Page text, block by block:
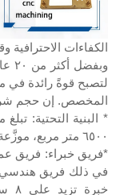
الكفاءات الاحترافية
لتصبح قوةً رائدة في
المخصص. إن حجم
* البنية التحتية:
٦٥٠٠ متر مربع، موزَّعة على ٤ مرافق متخصصة.